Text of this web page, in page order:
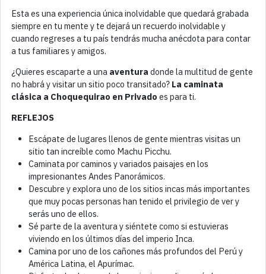
Esta es una experiencia única inolvidable que quedará grabada
siempre en tu mente y te dejará un recuerdo inolvidable y
cuando regreses a tu país tendrás mucha anécdota para contar
a tus familiares y amigos.
¿Quieres escaparte a una aventura donde la multitud de gente
no habrá y visitar un sitio poco transitado? La caminata
clásica a Choquequirao en Privado es para ti.
REFLEJOS
Escápate de lugares llenos de gente mientras visitas un
sitio tan increíble como Machu Picchu.
Caminata por caminos y variados paisajes en los
impresionantes Andes Panorámicos.
Descubre y explora uno de los sitios incas más importantes
que muy pocas personas han tenido el privilegio de ver y
serás uno de ellos.
Sé parte de la aventura y siéntete como si estuvieras
viviendo en los últimos días del imperio Inca.
Camina por uno de los cañones más profundos del Perú y
América Latina, el Apurímac.